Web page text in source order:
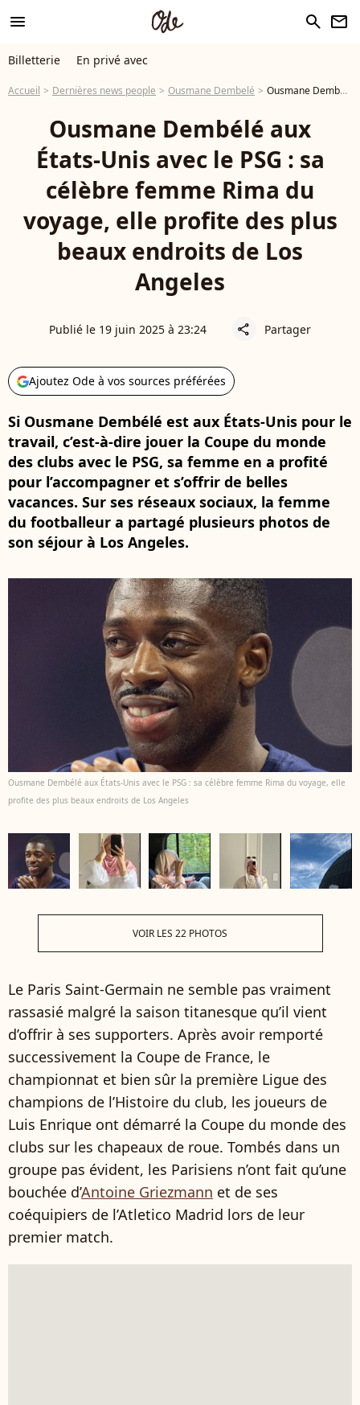
menu search newsletter
Billetterie En privé avec
Accueil Dernières news people Ousmane Dembelé Ousmane Dembélé aux États-Unis avec le PSG : sa célèbre femme Rima du voyage, elle profite des plus beaux endroits de Los Angeles
Ousmane Dembélé aux
États-Unis avec le PSG : sa
célèbre femme Rima du
voyage, elle profite des plus
beaux endroits de Los
Angeles
Publié le 19 juin 2025 à 23:24 share Partager
Ajoutez Ode à vos sources préférées
Si Ousmane Dembélé est aux États-Unis pour le
travail, c’est-à-dire jouer la Coupe du monde
des clubs avec le PSG, sa femme en a profité
pour l’accompagner et s’offrir de belles
vacances. Sur ses réseaux sociaux, la femme
du footballeur a partagé plusieurs photos de
son séjour à Los Angeles.
Ousmane Dembélé aux États-Unis avec le PSG : sa célèbre femme Rima du voyage, elle
profite des plus beaux endroits de Los Angeles
VOIR LES 22 PHOTOS
Le Paris Saint-Germain ne semble pas vraiment
rassasié malgré la saison titanesque qu’il vient
d’offrir à ses supporters. Après avoir remporté
successivement la Coupe de France, le
championnat et bien sûr la première Ligue des
champions de l’Histoire du club, les joueurs de
Luis Enrique ont démarré la Coupe du monde des
clubs sur les chapeaux de roue. Tombés dans un
groupe pas évident, les Parisiens n’ont fait qu’une
bouchée d’Antoine Griezmann et de ses
coéquipiers de l’Atletico Madrid lors de leur
premier match.